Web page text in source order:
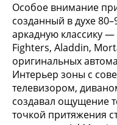
Особое внимание
созданный в духе
аркадную классику
Fighters, Aladdin,
оригинальных
Интерьер зоны с
телевизором,
создавал ощущение
точкой притяжения